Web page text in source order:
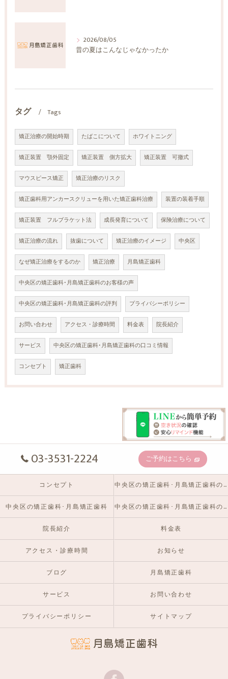
2026/08/05
昔の夏はこんなじゃなかったか
タグ Tags
矯正治療の開始時期 たばこについて ホワイトニング
矯正装置 顎外固定 矯正装置 側方拡大 矯正装置 可撤式
マウスピース矯正 矯正治療のリスク
矯正歯科用アンカースクリューを用いた矯正歯科治療 装置の装着手順
矯正装置 フルブラケット法 成長発育について 保険治療について
矯正治療の流れ 抜歯について 矯正治療のイメージ 中央区
なぜ矯正治療をするのか 矯正治療 月島矯正歯科
中央区の矯正歯科･月島矯正歯科のお客様の声
中央区の矯正歯科･月島矯正歯科の評判 プライバシーポリシー
お問い合わせ アクセス・診療時間 料金表 院長紹介
サービス 中央区の矯正歯科･月島矯正歯科の口コミ情報
コンセプト 矯正歯科
03-3531-2224 ご予約はこちら
コンセプト 中央区の矯正歯科･月島矯正歯科の口コミ情報
中央区の矯正歯科･月島矯正歯科 中央区の矯正歯科･月島矯正歯科のお客様の声
院長紹介 料金表
アクセス・診療時間 お知らせ
ブログ 月島矯正歯科
サービス お問い合わせ
プライバシーポリシー サイトマップ